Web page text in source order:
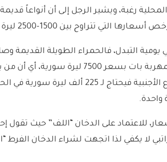
المحلية رغبة، ويشير الرجل إلى أن أنواعاً
تتراوح بين 1500-2500 ليرة سورية.
سورية شهرياً، أما من يدخن أرخص
واحدة.